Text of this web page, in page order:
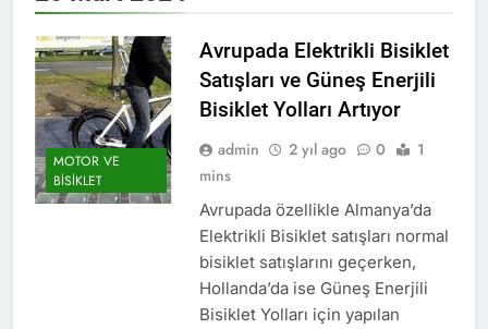
MOTOR VE
BISIKLET
Avrupada Elektrikli Bisiklet
Satışları ve Güneş Enerjili
Bisiklet Yolları Artıyor
admin 2 yıl ago 0
1
mins
Avrupada özellikle Almanya’da
Elektrikli Bisiklet satışları normal
bisiklet satışlarını geçerken,
Hollanda’da ise Güneş Enerjili
Bisiklet Yolları için yapılan